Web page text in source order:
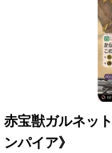
赤宝獣ガルネッ
ンパイア》